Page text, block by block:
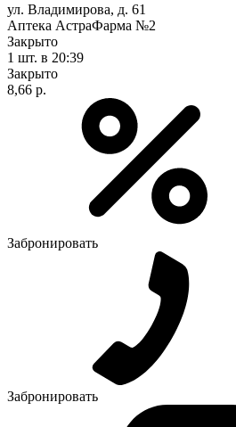
ул. Владимирова, д. 61
Аптека АстраФарма №2
Закрыто
1 шт. в 20:39
Закрыто
8,66 р.
Забронировать
Забронировать